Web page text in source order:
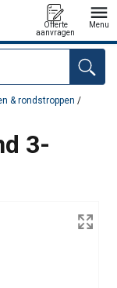
Offerte
aanvragen
Menu
& rondstroppen /
3-